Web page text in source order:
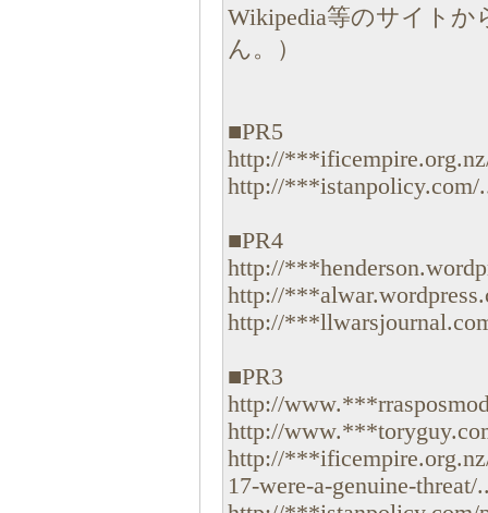
Wikipedia等のサイト
ん。）
■PR5
http://
http://***istanpolicy.com/
■PR4
http://
http://
http://
■PR3
http://
http://
http://
17-were-a-genuine-threat/